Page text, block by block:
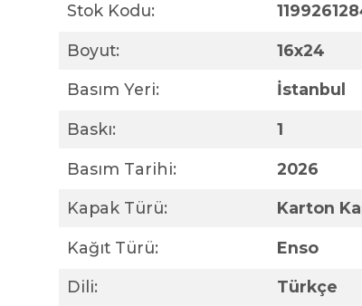
Stok Kodu:
Boyut: 16x24
Basım Yeri: İstanbul
Baskı: 1
Basım Tarihi: 2026
Kapak Türü: Karton
Kağıt Türü: Enso
Dili: Türkçe